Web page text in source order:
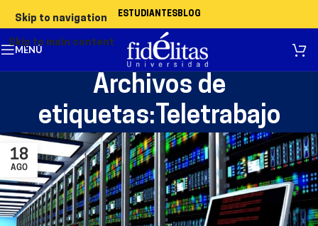
Skip to navigation
Skip to main content
ESTUDIANTESBLOG
MENÚ
Archivos de
etiquetas:Teletrabajo
18
AGO